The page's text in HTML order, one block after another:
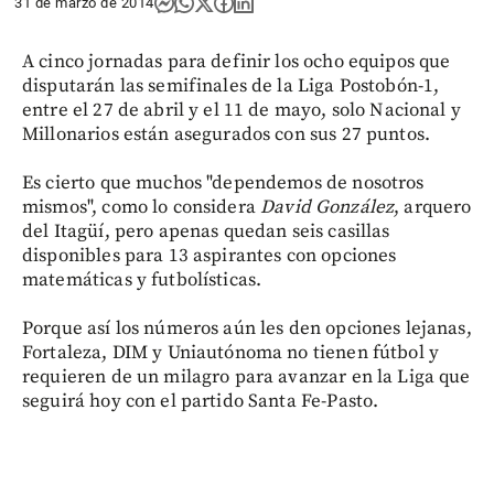
A cinco jornadas para definir los ocho equipos que
disputarán las semifinales de la Liga Postobón-1,
entre el 27 de abril y el 11 de mayo, solo Nacional y
Millonarios están asegurados con sus 27 puntos.
Es cierto que muchos "dependemos de nosotros
mismos", como lo consideraDavid González, arquero
del Itagüí, pero apenas quedan seis casillas
disponibles para 13 aspirantes con opciones
matemáticas y futbolísticas.
Porque así los números aún les den opciones lejanas,
Fortaleza, DIM y Uniautónoma no tienen fútbol y
requieren de un milagro para avanzar en la Liga que
seguirá hoy con el partido Santa Fe-Pasto.